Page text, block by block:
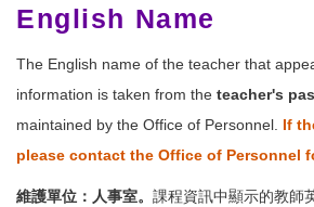
English Name
The English name of the teacher that
information is taken from the teacher's
maintained by the Office of Personnel. If
please contact the Office of Personnel
維護單位：人事室。 課程資訊中顯示的教師